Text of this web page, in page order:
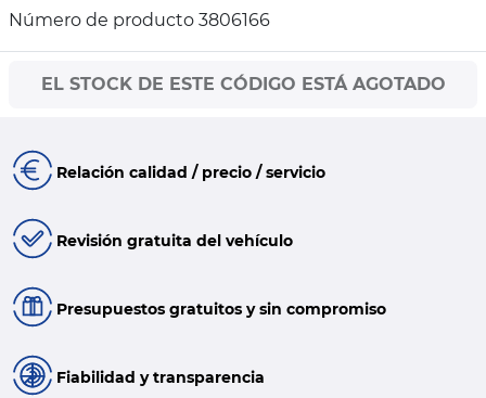
Número de producto 3806166
EL STOCK DE ESTE CÓDIGO ESTÁ AGOTADO
Relación calidad / precio / servicio
Revisión gratuita del vehículo
Presupuestos gratuitos y sin compromiso
Fiabilidad y transparencia